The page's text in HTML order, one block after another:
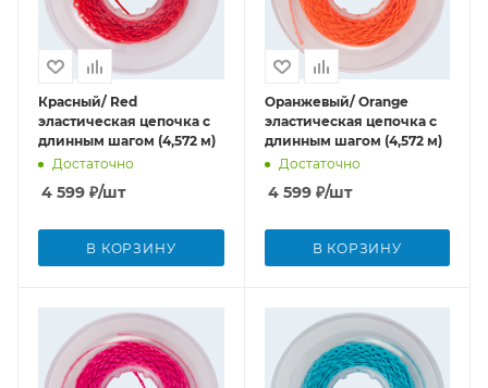
Красный/ Red
эластическая цепочка с
длинным шагом (4,572 м)
Достаточно
4 599 ₽/шт
В КОРЗИНУ
Оранжевый/ Orange
эластическая цепочка с
длинным шагом (4,572 м)
Достаточно
4 599₽/шт
В КОРЗИНУ